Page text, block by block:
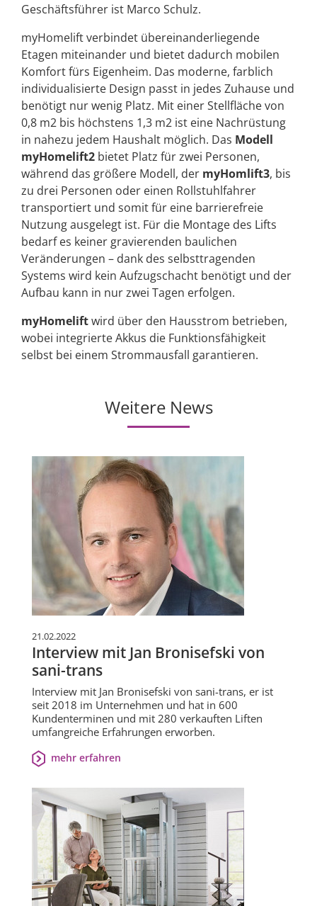
Geschäftsführer ist Marco Schulz.
myHomelift verbindet übereinanderliegende
Etagen miteinander und bietet dadurch mobilen
Komfort fürs Eigenheim. Das moderne, farblich
individualisierte Design passt in jedes Zuhause und
benötigt nur wenig Platz. Mit einer Stellfläche von
0,8 m2 bis höchstens 1,3 m2 ist eine Nachrüstung
in nahezu jedem Haushalt möglich. Das Modell
myHomelift2 bietet Platz für zwei Personen,
während das größere Modell, der myHomlift3, bis
zu drei Personen oder einen Rollstuhlfahrer
transportiert und somit für eine barrierefreie
Nutzung ausgelegt ist. Für die Montage des Lifts
bedarf es keiner gravierenden baulichen
Veränderungen – dank des selbsttragenden
Systems wird kein Aufzugschacht benötigt und der
Aufbau kann in nur zwei Tagen erfolgen.
myHomeliftwird über den Hausstrom betrieben,
wobei integrierte Akkus die Funktionsfähigkeit
selbst bei einem Strommausfall garantieren.
Weitere News
21.02.2022
Interview mit Jan Bronisefski von
sani-trans
Interview mit Jan Bronisefski von sani-trans, er ist
seit 2018 im Unternehmen und hat in 600
Kundenterminen und mit 280 verkauften Liften
umfangreiche Erfahrungen erworben.
mehr erfahren